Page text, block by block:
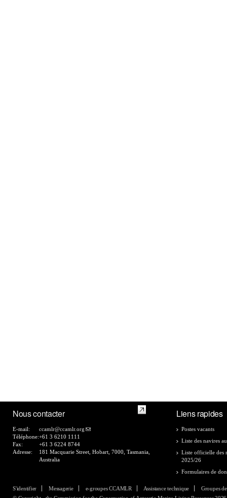
Nous contacter
E-mail:
ccamlr@ccamlr.org
Téléphone:+61 3 6210 1111
Fax:
+61 3 6224 8744
Adresse:
181 Macquarie Street, Hobart, 7000, Tasmania,
Australia
Liens rapides
Postes vacants
Liste des navires
Liste officielle des
2025/26
Formulaires de
S'identifier Messagerie e-groupes CCAMLR Assistance technique
Groupes